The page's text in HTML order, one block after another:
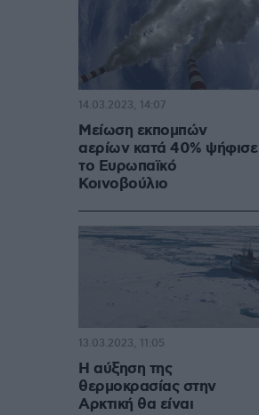
Μείωση εκπομπών
αερίων κατά 40% ψήφισε
το Ευρωπαϊκό
Κοινοβούλιο
14.03.2023, 14:07
Η αύξηση της
θερμοκρασίας στην
Αρκτική θα είναι
13.03.2023, 11:05